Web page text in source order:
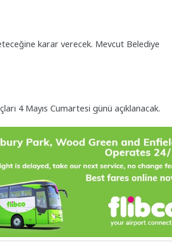
karar verecek. Mevcut Belediye
4 Mayıs Cumartesi günü açıklanacak.